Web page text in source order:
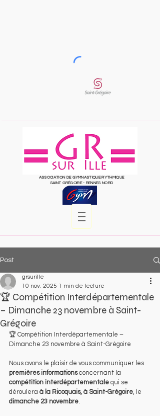
ASSOCIATION DE GYMNASTIQUE RYTHMIQUE
SAINT GRÉGOIRE- RENNES NORD
Post
🏆 Compétition Interdépartementale
– Dimanche 23 novembre à Saint-
Grégoire
grsurille
10 nov. 2025 1 min de lecture
🏆 Compétition Interdépartementale –
Dimanche 23 novembre à Saint-Grégoire
Nous avons le plaisir de vous communiquer les
premières informations concernant la
compétition interdépartementale qui se
déroulera à la Ricoquais, à Saint-Grégoire, le
dimanche 23 novembre.